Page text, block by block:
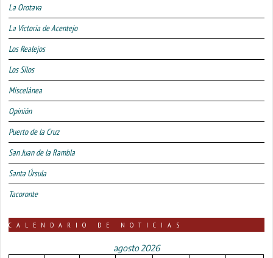
La Orotava
La Victoria de Acentejo
Los Realejos
Los Silos
Miscelánea
Opinión
Puerto de la Cruz
San Juan de la Rambla
Santa Úrsula
Tacoronte
CALENDARIO DE NOTICIAS
agosto 2026